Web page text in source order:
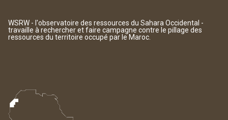
WSRW - l'observatoire des ressources du Sahara Occidental -
travaille à rechercher et faire campagne contre le pillage des
ressources du territoire occupé par le Maroc.